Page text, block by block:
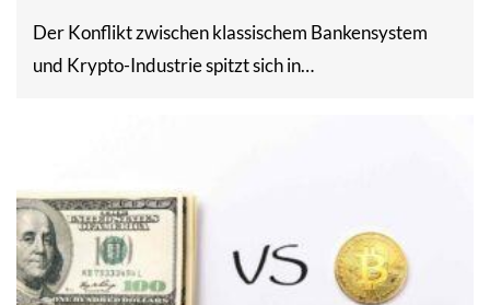
Der Konflikt zwischen klassischem Bankensystem
und Krypto-Industrie spitzt sich in…